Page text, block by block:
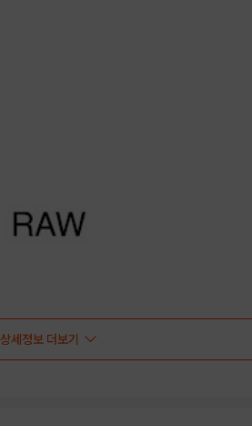
상세정보 더보기